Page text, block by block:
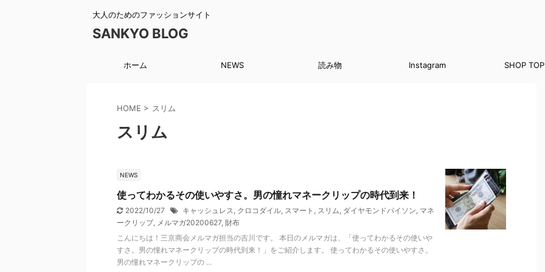
大人のためのファッションサイト
SANKYO BLOG
ホーム NEWS 読み物 Instagram SHOP TOP
HOME > スリム
スリム
NEWS
使ってわかるその使いやすさ。男の憧れマネークリップの時代到来！
2022/10/27 キャッシュレス, クロコダイル, スマート , スリム, ダイヤモンドパイソン, マネ
ークリップ, メルマガ20200627, 財布
こんにちは！三京商会メルマガ担当の吉川です。 本日のメルマガは、「使ってわかるその使いや
すさ。男の憧れマネークリップの時代到来！」をご紹介します。 使ってわかるその使いやすさ。
男の憧れマネークリップの ...